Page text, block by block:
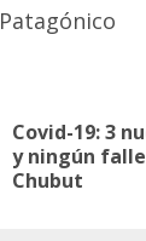
Covid-19: 3
y ningún
Chubut